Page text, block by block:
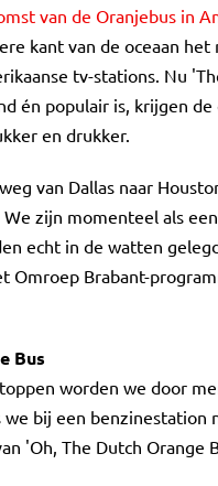
van de Oranjebus in
kant van de oceaan het
tv-stations. Nu
én populair is, krijgen
en drukker.
van Dallas naar
zijn momenteel als
echt in de watten
Omroep Brabant-
Bus
worden we door
we bij een benzinestation
'Oh, The Dutch Orange